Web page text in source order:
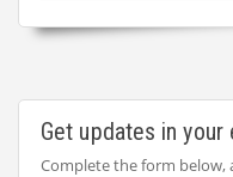
Get updates in your
Complete the form below,